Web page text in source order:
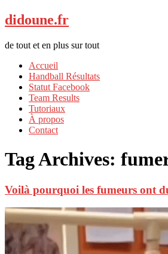
didoune.fr
de tout et en plus sur tout
Accueil
Handball Résultats
Statut Facebook
Team Results
Tutoriaux
À propos
Contact
Tag Archives:
Voilà pourquoi les fumeurs ont